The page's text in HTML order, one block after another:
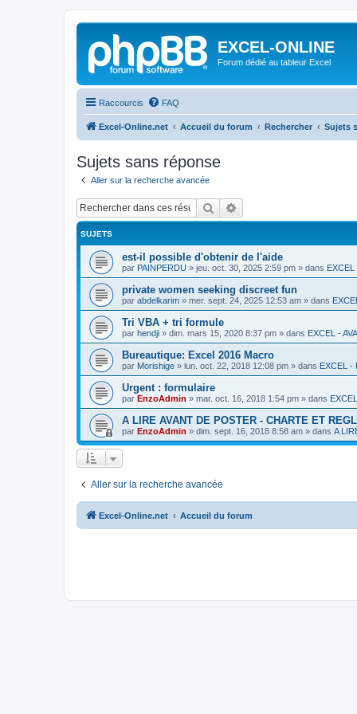
EXCEL-ONLINE
Forum dédié au tableur Excel
Raccourcis FAQ
Excel-Online.net Accueil du forum Rechercher Sujets
Sujets sans réponse
Aller sur la recherche avancée
Rechercher
SUJETS
est-il possible d'obtenir de l'aide
par PAINPERDU » jeu. oct. 30, 2025 2:59 pm » dans EXCEL
private women seeking discreet fun
par abdelkarim » mer. sept. 24, 2025 12:53 am » dans
Tri VBA + tri formule
par hendji » dim. mars 15, 2020 8:37 pm » dans EXCEL -
Bureautique: Excel 2016 Macro
par Morishige » lun. oct. 22, 2018 12:08 pm » dans EXCEL -
Urgent : formulaire
par EnzoAdmin » mar. oct. 16, 2018 1:54 pm » dans
A LIRE AVANT DE POSTER - CHARTE ET
par EnzoAdmin » dim. sept. 16, 2018 8:58 am » dans A
Aller sur la recherche avancée
Excel-Online.net Accueil du forum